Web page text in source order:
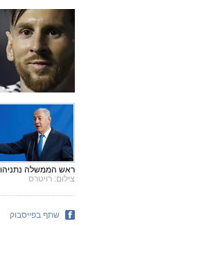
ראש הממשלה נתניהו
צילום: רויטרס
שתף בפייסבוק